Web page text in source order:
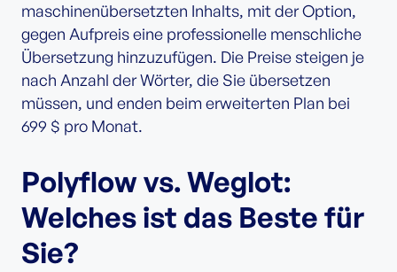
maschinenübersetzten Inhalts, mit der Option,
gegen Aufpreis eine professionelle menschliche
Übersetzung hinzuzufügen. Die Preise steigen je
nach Anzahl der Wörter, die Sie übersetzen
müssen, und enden beim erweiterten Plan bei
699 $ pro Monat.
Polyflow vs. Weglot:
Welches ist das Beste für
Sie?